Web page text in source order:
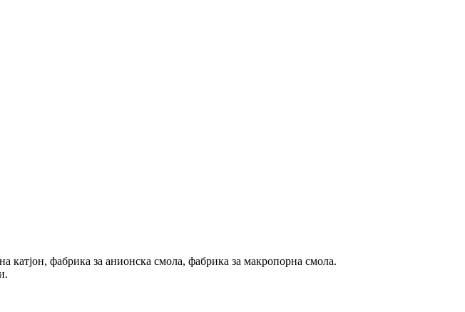
катјон, фабрика за анионска смола, фабрика за макропорна смола.